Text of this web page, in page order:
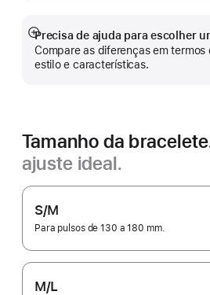
Precisa de ajuda para escolher
Compare as diferenças em termos
estilo e características.
Veja
mais
Tamanho da
ajuste ideal.
S/M
Para pulsos de 130 a 180 mm.
M/L